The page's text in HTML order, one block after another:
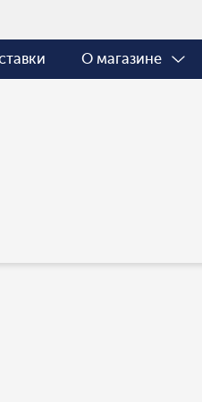
О магазине